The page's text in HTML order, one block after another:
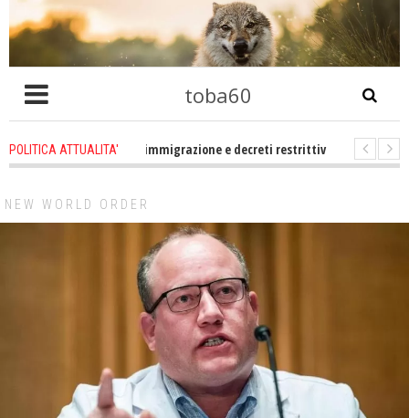
toba60
POLITICA ATTUALITA'
che problema immigrazione e decreti restrittivi della libertà sociale e
NEW WORLD ORDER